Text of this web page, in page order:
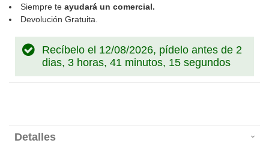
Siempre te ayudará un comercial.
Devolución Gratuita.
Recíbelo el 12/08/2026, pídelo antes de 2
dias, 3 horas, 41 minutos, 15 segundos
Detalles